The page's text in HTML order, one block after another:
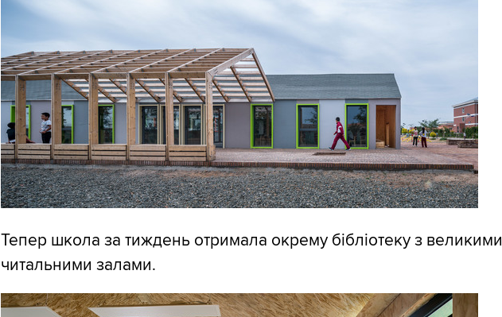
Тепер школа за тиждень отримала окрему бібліотеку з великими
читальними залами.